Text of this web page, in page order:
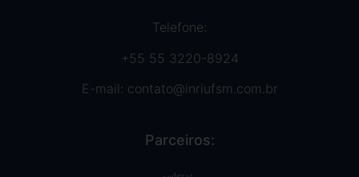
Telefone:
+55 55 3220-8924
E-mail: contato@inriufsm.com.br
Parceiros: